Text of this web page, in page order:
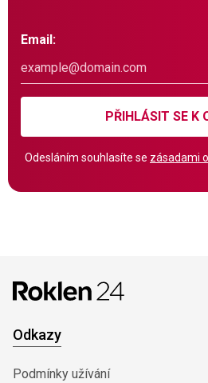
Email:
PŘIHLÁSIT SE K
Odesláním souhlasíte se zásadami
Odkazy
Podmínky užívání